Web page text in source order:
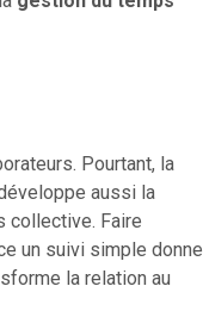
Pourtant, la
aussi la
collective. Faire
un suivi simple donne
la relation au